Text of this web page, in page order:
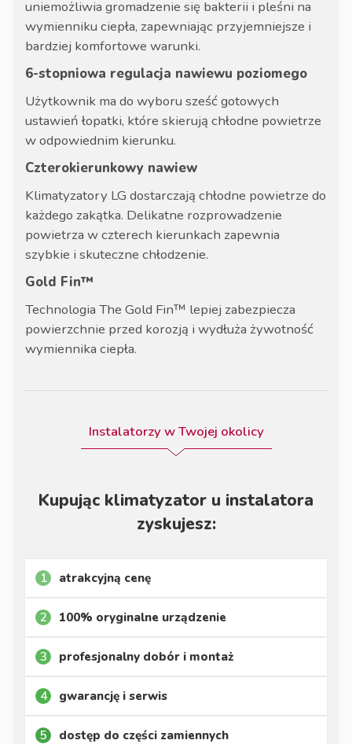
uniemożliwia gromadzenie się bakterii i pleśni na
wymienniku ciepła, zapewniając przyjemniejsze i
bardziej komfortowe warunki.
6-stopniowa regulacja nawiewu poziomego
Użytkownik ma do wyboru sześć gotowych
ustawień łopatki, które skierują chłodne powietrze
w odpowiednim kierunku.
Czterokierunkowy nawiew
Klimatyzatory LG dostarczają chłodne powietrze do
każdego zakątka. Delikatne rozprowadzenie
powietrza w czterech kierunkach zapewnia
szybkie i skuteczne chłodzenie.
Gold Fin™
Technologia The Gold Fin™ lepiej zabezpiecza
powierzchnie przed korozją i wydłuża żywotność
wymiennika ciepła.
Instalatorzy w Twojej okolicy
Kupując klimatyzator u instalatora
zyskujesz:
1 atrakcyjną cenę
2 100% oryginalne urządzenie
3 profesjonalny dobór i montaż
4 gwarancję i serwis
5 dostęp do części zamiennych